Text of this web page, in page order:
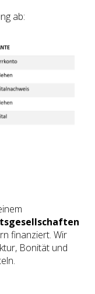
ab:
finanziert. Wir
Bonität und